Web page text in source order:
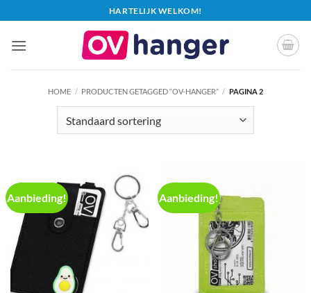
naar
inhoud
HARTELIJK WELKOM!
HOME / PRODUCTEN GETAGGED “OV-HANGER” / PAGINA 2
Aanbieding! Aanbieding!